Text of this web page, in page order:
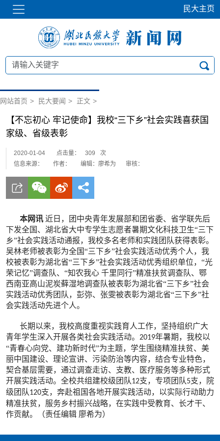
民大主页
网站首页 > 民大要闻 > 正文 >
【不忘初心 牢记使命】我校“三下乡”社会实践喜获国
家级、省级表彰
2020-01-04 点击量： 309
次
信息来源：
作者： 编辑：廖希为 审核：
本网讯 近日，团中央青年发展部和团省委、省学联先后
下发全国、湖北省大中专学生志愿者暑期文化科技卫生“三下
乡”社会实践活动通报，我校多名老师和实践团队获得表彰。
吴林老师被表彰为全国“三下乡”社会实践活动优秀个人，我
校被表彰为湖北省“三下乡”社会实践活动优秀组织单位，“光
荣记忆”调查队、“知农我心 千里同行”精准扶贫调查队、鄂
西南亚高山泥炭藓湿地调查队被表彰为湖北省“三下乡”社会
实践活动优秀团队，彭弥、张雯被表彰为湖北省“三下乡”社
会实践活动先进个人。
长期以来，我校高度重视实践育人工作，坚持组织广大
青年学生深入开展各类社会实践活动。 2019年暑期，我校以
“青春心向党、建功新时代”为主题，学生围绕精准扶贫、美
丽中国建设、理论宣讲、污染防治等内容，结合专业特色，
契合基层需要，通过调查走访、支教、医疗服务等多种形式
开展实践活动。全校共组建校级团队12支，专项团队5支，院
级团队120支，奔赴祖国各地开展实践活动，以实际行动助力
精准扶贫，服务乡村振兴战略，在实践中受教育、长才干、
作贡献。（责任编辑 廖希为）